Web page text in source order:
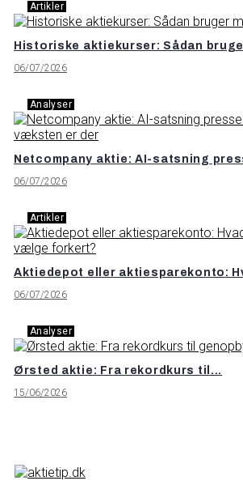
Artikler
Historiske aktiekurser: Sådan
06/07/2026
Analyser
Netcompany aktie: AI-satsning
06/07/2026
Artikler
Aktiedepot eller aktiesparekonto:
06/07/2026
Analyser
Ørsted aktie: Fra rekordkurs til...
15/06/2026